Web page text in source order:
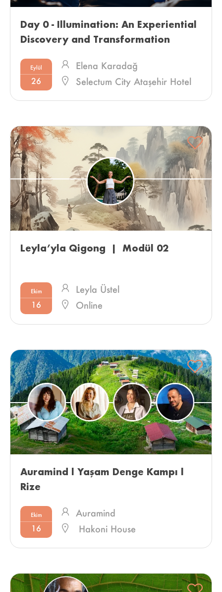
Day 0 - Illumination: An Experiential
Discovery and Transformation
Eylül
26
Elena Karadağ
Selectum City Ataşehir Hotel
Leyla’yla Qigong  |  Modül 02
Ekim
16
Leyla Üstel
Online
Auramind l Yaşam Denge Kampı l
Rize
Ekim
16
Auramind
Hakoni House